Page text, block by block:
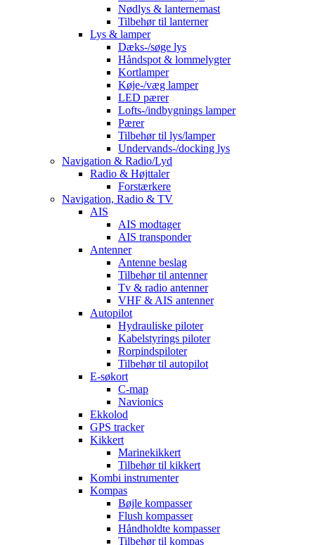
Nødlys & lanternemast
Tilbehør til lanterner
Lys & lamper
Dæks-/søge lys
Håndspot & lommelygter
Kortlamper
Køje-/væg lamper
LED pærer
Lofts-/indbygnings lamper
Pærer
Tilbehør til lys/lamper
Undervands-/docking lys
Navigation & Radio/Lyd
Radio & Højttaler
Forstærkere
Navigation, Radio & TV
AIS
AIS modtager
AIS transponder
Antenner
Antenne beslag
Tilbehør til antenner
Tv & radio antenner
VHF & AIS antenner
Autopilot
Hydrauliske piloter
Kabelstyrings piloter
Rorpindspiloter
Tilbehør til autopilot
E-søkort
C-map
Navionics
Ekkolod
GPS tracker
Kikkert
Marinekikkert
Tilbehør til kikkert
Kombi instrumenter
Kompas
Bøjle kompasser
Flush kompasser
Håndholdte kompasser
Tilbehør til kompas